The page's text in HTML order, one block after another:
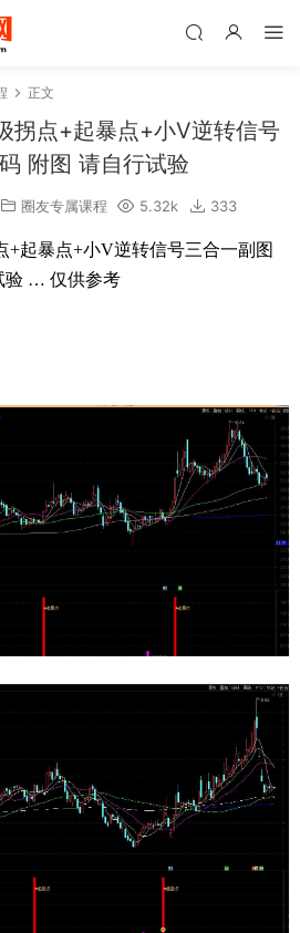
正文
拐点+起暴点+小V逆转信号
附图 请自行试验
圈友专属课程 5.32k 333
+起暴点+小V逆转信号三合一副图
验 … 仅供参考